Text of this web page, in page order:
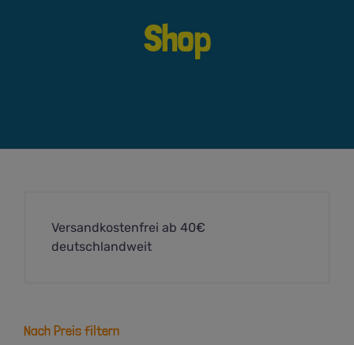
Shop
Versandkostenfrei ab 40€
deutschlandweit
Nach Preis filtern